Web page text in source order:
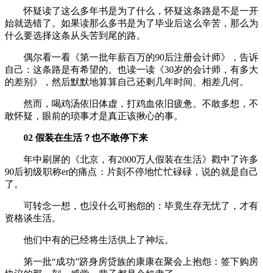
怀疑读了这么多年书是为了什么，怀疑这条路是不是一开
始就选错了。如果读那么多书是为了毕业后这么辛苦，那么为
什么要选择这条从头苦到尾的路。
偶尔看一看《第一批年薪百万的90后注册会计师》，告诉
自己：这条路是有希望的。也读一读《30岁的会计师，有多大
的差别》，然后默默地算算自己还剩几年时间、相差几何。
然而，喝鸡汤依旧体虚，打鸡血依旧疲惫。不敢多想，不
敢怀疑，眼前的琐事才是真正该揪心的事。
02 假装在生活？也不敢停下来
年中刷屏的《北京，有2000万人假装在生活》戳中了许多
90后初级职称er的痛点：片刻不停地忙忙碌碌，说的就是自己
了。
可转念一想，也没什么可抱怨的：毕竟生存无忧了，才有
资格谈生活。
他们中有的已经将生活供上了神坛。
第一批“成功”跻身房贷族的康康在聚会上抱怨：签下购房